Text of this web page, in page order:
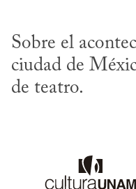
Sobre el
ciudad de
de teatro.